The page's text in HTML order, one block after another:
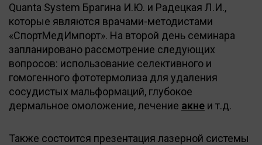
Quanta System Брагина И.Ю. и Радецкая Л.И.,
которые являются врачами-методистами
«СпортМедИмпорт». На второй день семинара
запланировано рассмотрение следующих
вопросов: использование селективного и
гомогенного фототермолиза для удаления
сосудистых мальформаций, глубокое
дермальное омоложение, лечение акне и т.д.
Также состоится презентация лазерной системы